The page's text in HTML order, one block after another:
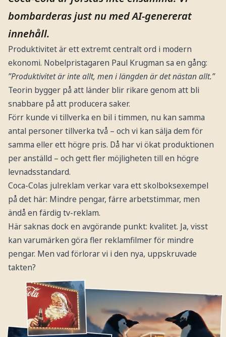
bombarderas just nu med AI-genererat
innehåll.
Produktivitet är ett extremt centralt ord i modern
ekonomi. Nobelpristagaren Paul Krugman sa en gång:
”Produktivitet är inte allt, men i längden är det nästan allt.”
Teorin bygger på att länder blir rikare genom att bli
snabbare på att producera saker.
Förr kunde vi tillverka en bil i timmen, nu kan samma
antal personer tillverka två – och vi kan sälja dem för
samma eller ett högre pris. Då har vi ökat produktionen
per anställd – och gett fler möjligheten till en högre
levnadsstandard.
Coca-Colas julreklam verkar vara ett skolboksexempel
på det här: Mindre pengar, färre arbetstimmar, men
ändå en färdig tv-reklam.
Här saknas dock en avgörande punkt: kvalitet. Ja, visst
kan varumärken göra fler reklamfilmer för mindre
pengar. Men vad förlorar vi i den nya, uppskruvade
takten?